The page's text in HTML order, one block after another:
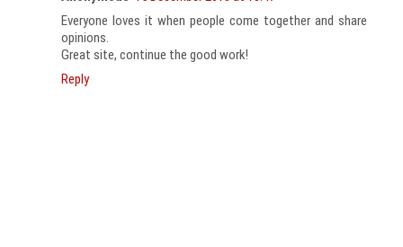
Everyone loves it when people come together and share
opinions.
Great site, continue the good work!
Reply